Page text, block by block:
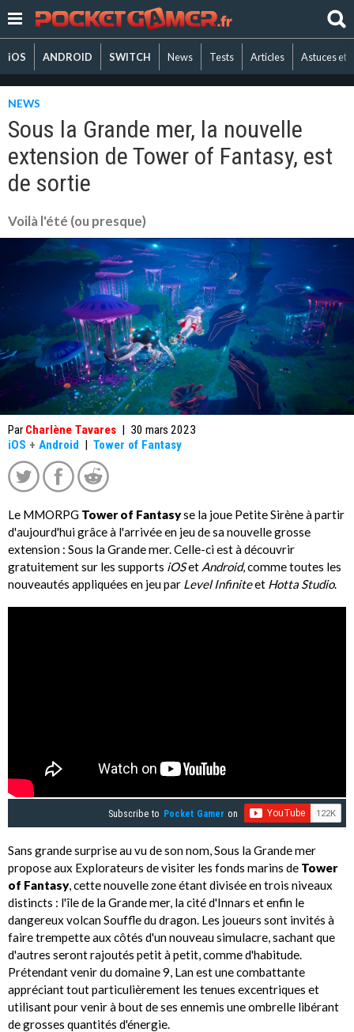
iOS ANDROID SWITCH News Tests Articles Astuces et
NEWS
Sous la Grande mer, la nouvelle
extension de Tower of Fantasy, est
de sortie
Voilà l'été (ou presque)
Par Charlène Tavares | 30 mars 2023
iOS + Android | Tower of Fantasy
Le MMORPG Tower of Fantasyse la joue Petite Sirène à partir
d'aujourd'hui grâce à l'arrivée en jeu de sa nouvelle grosse
extension : Sous la Grande mer. Celle-ci est à découvrir
gratuitement sur les supports iOSet Android, comme toutes les
nouveautés appliquées en jeu par Level Infiniteet Hotta Studio.
Subscribe to Pocket Gamer on
Sans grande surprise au vu de son nom, Sous la Grande mer
propose aux Explorateurs de visiter les fonds marins de Tower
of Fantasy, cette nouvelle zone étant divisée en trois niveaux
distincts : l'île de la Grande mer, la cité d'Innars et enfin le
dangereux volcan Souffle du dragon. Les joueurs sont invités à
faire trempette aux côtés d'un nouveau simulacre, sachant que
d'autres seront rajoutés petit à petit, comme d'habitude.
Prétendant venir du domaine 9, Lan est une combattante
appréciant tout particulièrement les tenues excentriques et
utilisant pour venir à bout de ses ennemis une ombrelle libérant
de grosses quantités d'énergie.